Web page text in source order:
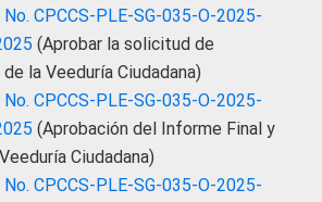
No. CPCCS-PLE-SG-035-O-2025-
(Aprobar la solicitud de
la Veeduría Ciudadana)
No. CPCCS-PLE-SG-035-O-2025-
(Aprobación del Informe Final y
Ciudadana)
No. CPCCS-PLE-SG-035-O-2025-